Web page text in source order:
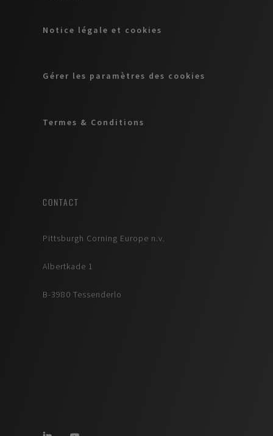
Notice légale et cookies
Gérer les paramètres des cookies
Termes & Conditions
CONTACT
Pittsburgh Corning Europe n.v.
Albertkade 1
B-3980 Tessenderlo